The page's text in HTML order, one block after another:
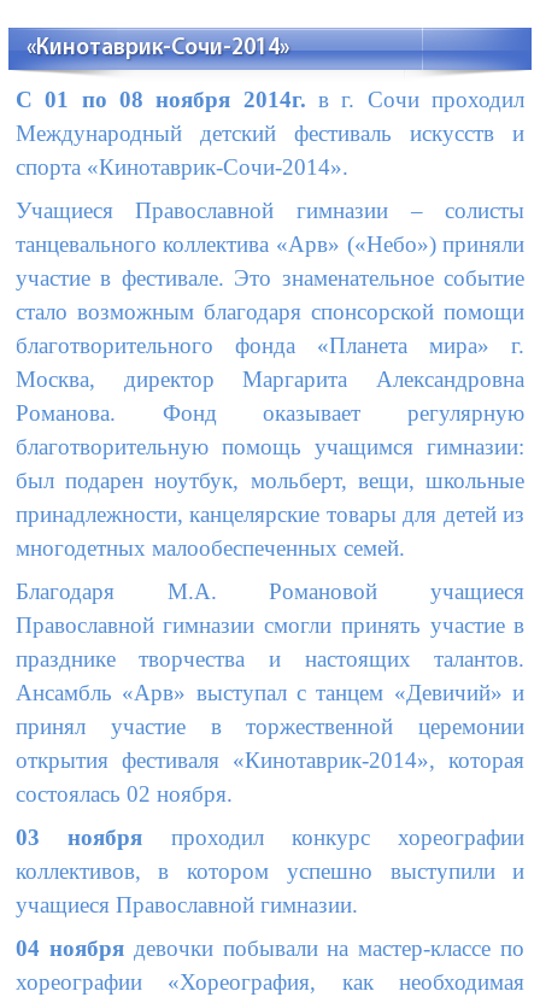
«Кинотаврик-Сочи-2014»
С 01 по 08 ноября 2014г. в г. Сочи проходил
Международный детский фестиваль искусств и
спорта «Кинотаврик-Сочи-2014».
Учащиеся Православной гимназии – солисты
танцевального коллектива «Арв» («Небо») приняли
участие в фестивале. Это знаменательное событие
стало возможным благодаря спонсорской помощи
благотворительного фонда «Планета мира» г.
Москва, директор Маргарита Александровна
Романова. Фонд оказывает регулярную
благотворительную помощь учащимся гимназии:
был подарен ноутбук, мольберт, вещи, школьные
принадлежности, канцелярские товары для детей из
многодетных малообеспеченных семей.
Благодаря М.А. Романовой учащиеся
Православной гимназии смогли принять участие в
празднике творчества и настоящих талантов.
Ансамбль «Арв» выступал с танцем «Девичий» и
принял участие в торжественной церемонии
открытия фестиваля «Кинотаврик-2014», которая
состоялась 02 ноября.
03 ноября проходил конкурс хореографии
коллективов, в котором успешно выступили и
учащиеся Православной гимназии.
04 ноябрядевочки побывали на мастер-классе по
хореографии «Хореография, как необходимая